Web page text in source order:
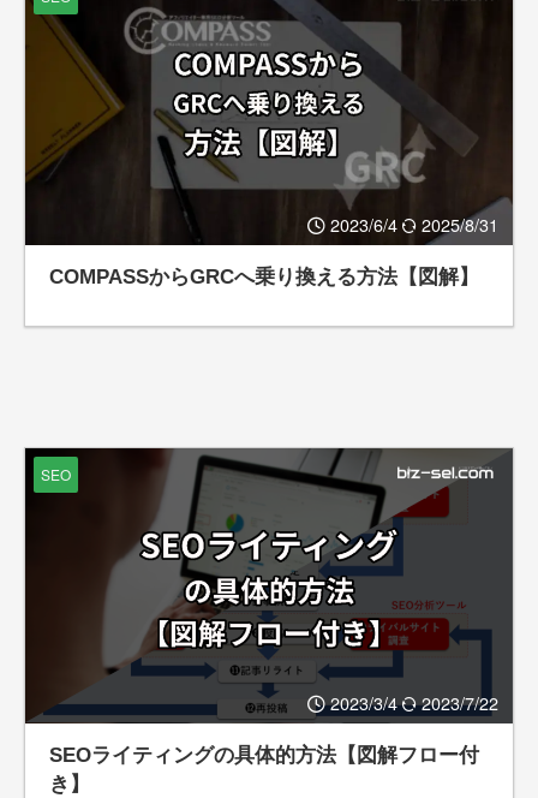
2023/6/4 2025/8/31
COMPASSからGRCへ乗り換える方法【図解】
2023/3/4 2023/7/22
SEO
SEOライティングの具体的方法【図解フロー付
き】